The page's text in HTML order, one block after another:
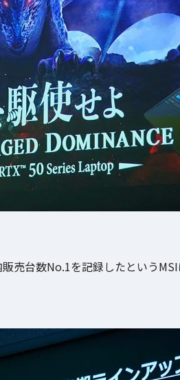
売台数No.1を記録したという